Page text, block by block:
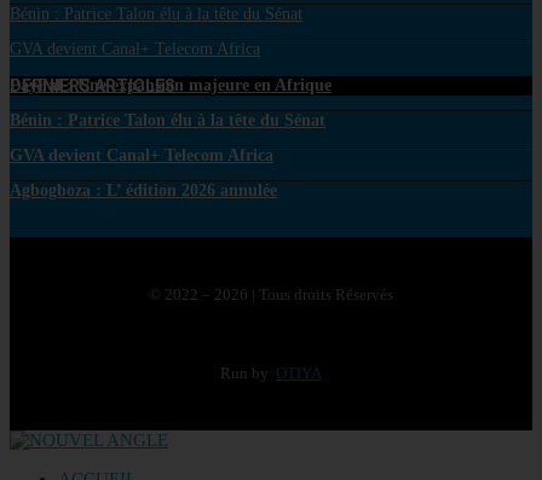
Bénin : Patrice Talon élu à la tête du Sénat
GVA devient Canal+ Telecom Africa
DERNIERS ARTICLES
PayPal : Une expansion majeure en Afrique
Bénin : Patrice Talon élu à la tête du Sénat
GVA devient Canal+ Telecom Africa
Agbogboza : L’ édition 2026 annulée
© 2022 – 2026 | Tous droits Réservés
Run by OTIYA